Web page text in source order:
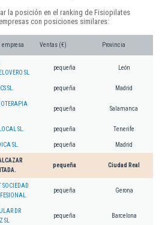
la posición en el ranking de Fisiopilates
con posiciones similares:
empresa Ventas (€) Provincia
SL
pequeña León
SL. pequeña Madrid
pequeña Salamanca
SL. pequeña Tenerife
SL. pequeña Madrid
pequeña Ciudad Real
SOCIEDAD
pequeña Gerona
DR
pequeña Barcelona